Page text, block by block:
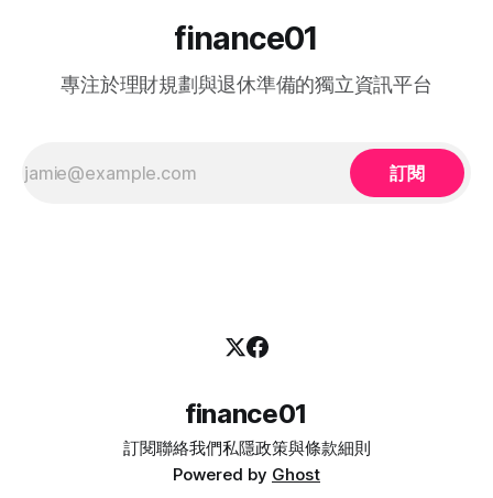
向聘用中高齡人士的僱主發放誘因（在職培訓津貼），以抵銷
finance01
專注於理財規劃與退休準備的獨立資訊平台
訂閱
finance01
訂閱聯絡我們私隱政策與條款細則
Powered by Ghost